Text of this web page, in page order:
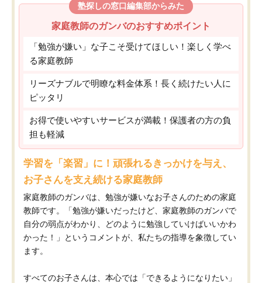
塾探しの窓口編集部からみた
家庭教師のガンバのおすすめポイント
「勉強が嫌い」な子こそ受けてほしい！楽しく学べ
る家庭教師
リーズナブルで明瞭な料金体系！長く続けたい人に
ピッタリ
お得で使いやすいサービスが満載！保護者の方の負
担も軽減
学習を「楽習」に！頑張れるきっかけを与え、
お子さんを支え続ける家庭教師
家庭教師のガンバは、勉強が嫌いなお子さんのための家庭
教師です。「勉強が嫌いだったけど、家庭教師のガンバで
自分の弱点がわかり、どのように勉強していけばいいかわ
かった！」というコメントが、私たちの指導を象徴してい
ます。
すべてのお子さんは、本心では「できるようになりたい」